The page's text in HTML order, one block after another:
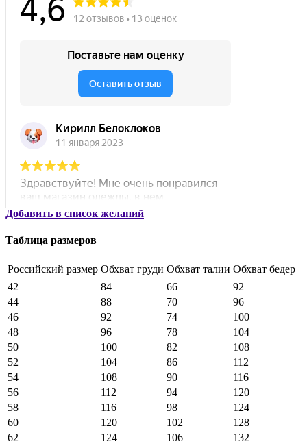
Добавить в список желаний
Таблица размеров
Российский размер Обхват груди Обхват талии Обхват бедер
42
84 66
92
44
88 70
96
46
92 74
100
48
96 78
104
50
100 82
108
52
104 86
112
54
108 90
116
56
112 94
120
58
116 98
124
60
120 102
128
62
124 106
132